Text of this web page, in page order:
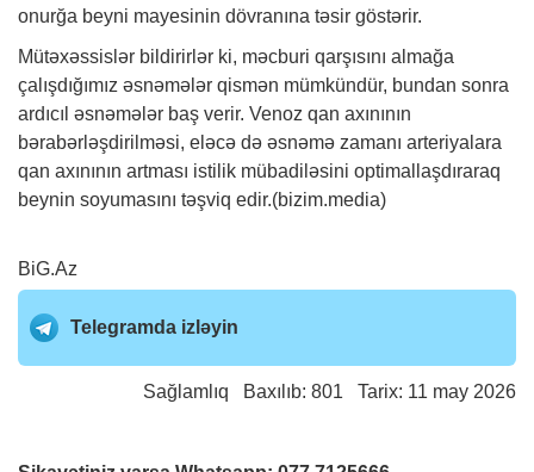
onurğa beyni mayesinin dövranına təsir göstərir.
Mütəxəssislər bildirirlər ki, məcburi qarşısını almağa
çalışdığımız əsnəmələr qismən mümkündür, bundan sonra
ardıcıl əsnəmələr baş verir. Venoz qan axınının
bərabərləşdirilməsi, eləcə də əsnəmə zamanı arteriyalara
qan axınının artması istilik mübadiləsini optimallaşdıraraq
beynin soyumasını təşviq edir.(bizim.media)
BiG.Az
Telegramda izləyin
Sağlamlıq Baxılıb: 801 Tarix: 11 may 2026